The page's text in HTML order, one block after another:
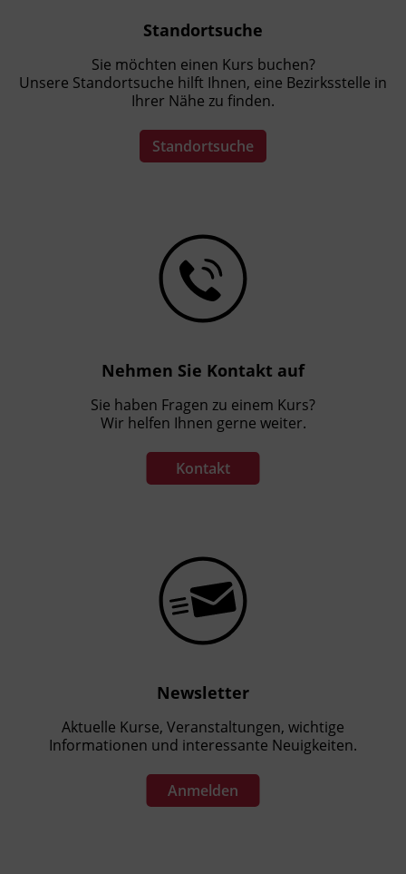
Standortsuche
Sie möchten einen Kurs buchen?
Unsere Standortsuche hilft Ihnen, eine Bezirksstelle in
Ihrer Nähe zu finden.
Standortsuche
Nehmen Sie Kontakt auf
Sie haben Fragen zu einem Kurs?
Wir helfen Ihnen gerne weiter.
Kontakt
Newsletter
Aktuelle Kurse, Veranstaltungen, wichtige
Informationen und interessante Neuigkeiten.
Anmelden